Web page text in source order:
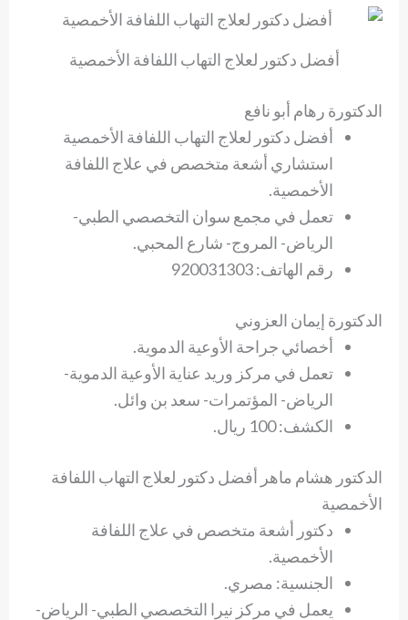
أفضل دكتور لعلاج التهاب اللفافة الأخمصية
الدكتورة رهام أبو نافع
أفضل دكتور لعلاج التهاب اللفافة الأخمصية
استشاري أشعة متخصص في علاج اللفافة
الأخمصية.
تعمل في مجمع سوان التخصصي الطبي-
الرياض- المروج- شارع المحبي.
رقم الهاتف: 920031303
الدكتورة إيمان العزوني
أخصائي جراحة الأوعية الدموية.
تعمل في مركز وريد عناية الأوعية الدموية-
الرياض- المؤتمرات- سعد بن وائل.
الكشف: 100 ريال.
الدكتور هشام ماهر أفضل دكتور لعلاج التهاب اللفافة
الأخمصية
دكتور أشعة متخصص في علاج اللفافة
الأخمصية.
الجنسية: مصري.
يعمل في مركز نيرا التخصصي الطبي- الرياض-